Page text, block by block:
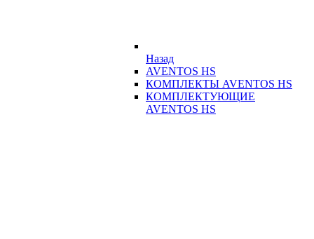
Назад
AVENTOS HS
КОМПЛЕКТЫ AVENTOS HS
КОМПЛЕКТУЮЩИЕ
AVENTOS HS